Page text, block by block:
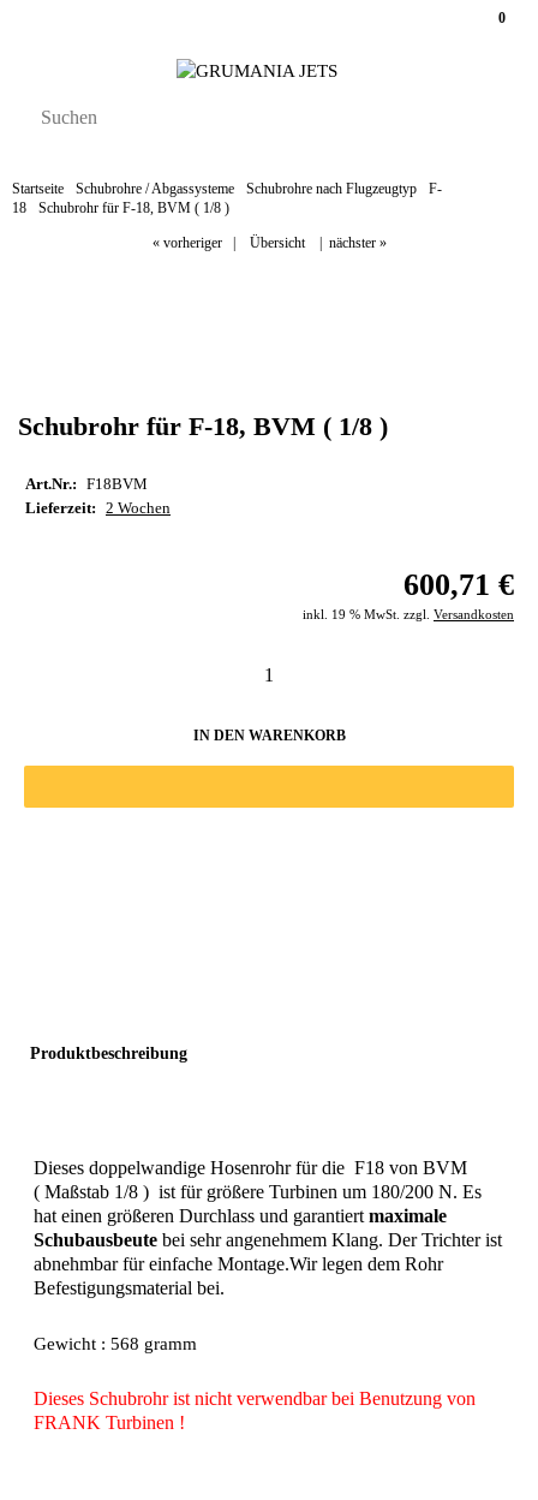
0
Startseite Schubrohre / Abgassysteme Schubrohre nach Flugzeugtyp
F-
18
Schubrohr für F-18, BVM ( 1/8 )
« vorheriger| Übersicht| nächster »
Schubrohr für F-18, BVM ( 1/8 )
Art.Nr.:
F18BVM
Lieferzeit:
2 Wochen
600,71 €
inkl. 19 % MwSt. zzgl. Versandkosten
IN DEN WARENKORB
Produktbeschreibung
Dieses doppelwandige Hosenrohr für die F18 von BVM
( Maßstab 1/8 ) ist für größere Turbinen um 180/200 N. Es
hat einen größeren Durchlass und garantiert maximale
Schubausbeute bei sehr angenehmem Klang. Der Trichter ist
abnehmbar für einfache Montage.Wir legen dem Rohr
Befestigungsmaterial bei.
Gewicht : 568 gramm
Dieses Schubrohr ist nicht verwendbar bei Benutzung von
FRANK Turbinen !